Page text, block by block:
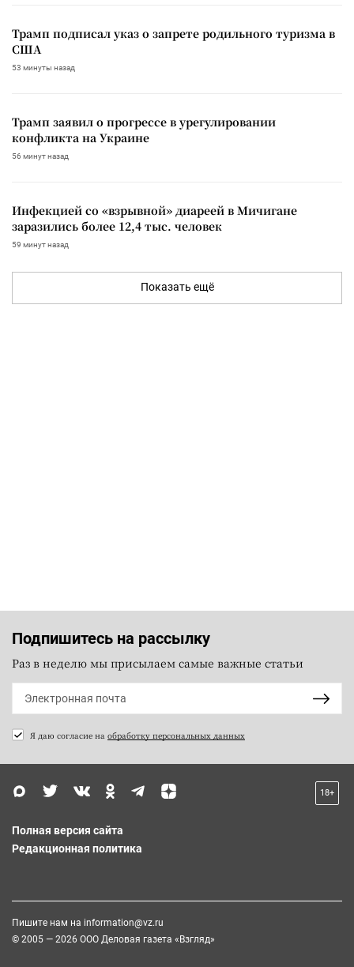
Трамп подписал указ о запрете родильного туризма в
США
53 минуты назад
Трамп заявил о прогрессе в урегулировании
конфликта на Украине
56 минут назад
Инфекцией со «взрывной» диареей в Мичигане
заразились более 12,4 тыс. человек
59 минут назад
Показать ещё
Подпишитесь на рассылку
Раз в неделю мы присылаем самые важные статьи
Я даю согласие на обработку персональных данных
18+
Полная версия сайта
Редакционная политика
Пишите нам на information@vz.ru
© 2005 — 2026 ООО Деловая газета «Взгляд»